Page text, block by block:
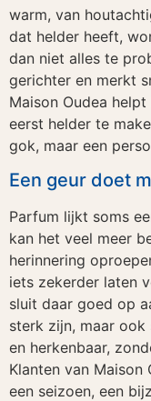
warm, van
dat helder heeft,
dan niet alles te
gerichter en merkt
Maison Oudea
eerst helder te
gok, maar een
Een geur doet
Parfum lijkt soms
kan het veel meer
herinnering
iets zekerder laten
sluit daar goed op
sterk zijn, maar ook
en herkenbaar,
Klanten van Maison
een seizoen, een